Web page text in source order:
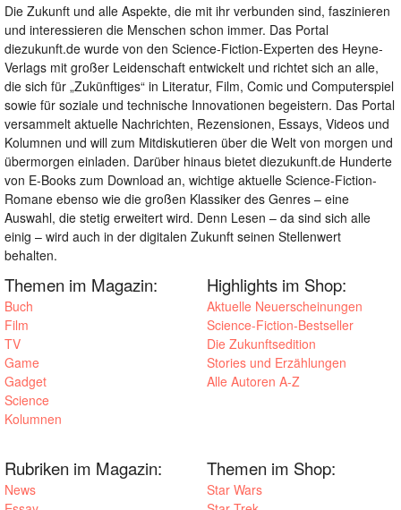
Die Zukunft und alle Aspekte, die mit ihr verbunden sind, faszinieren
und interessieren die Menschen schon immer. Das Portal
diezukunft.de wurde von den Science-Fiction-Experten des Heyne-
Verlags mit großer Leidenschaft entwickelt und richtet sich an alle,
die sich für „Zukünftiges“ in Literatur, Film, Comic und Computerspiel
sowie für soziale und technische Innovationen begeistern. Das Portal
versammelt aktuelle Nachrichten, Rezensionen, Essays, Videos und
Kolumnen und will zum Mitdiskutieren über die Welt von morgen und
übermorgen einladen. Darüber hinaus bietet diezukunft.de Hunderte
von E-Books zum Download an, wichtige aktuelle Science-Fiction-
Romane ebenso wie die großen Klassiker des Genres – eine
Auswahl, die stetig erweitert wird. Denn Lesen – da sind sich alle
einig – wird auch in der digitalen Zukunft seinen Stellenwert
behalten.
Themen im Magazin:
Buch
Film
TV
Game
Gadget
Science
Kolumnen
Highlights im Shop:
Aktuelle Neuerscheinungen
Science-Fiction-Bestseller
Die Zukunftsedition
Stories und Erzählungen
Alle Autoren A-Z
Rubriken im Magazin:
News
Themen im Shop:
Star Wars